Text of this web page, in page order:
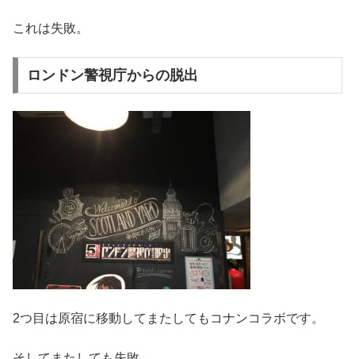
これは失敗。
ロンドン警視庁からの脱出
2つ目は原宿に移動してまたしてもコナンコラボです。